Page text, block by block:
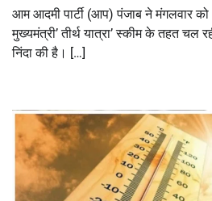
आम आदमी पार्टी (आप) पंजाब ने मंगलवार
मुख्यमंत्री’ तीर्थ यात्रा’ स्कीम के तहत चल
निंदा की है। […]